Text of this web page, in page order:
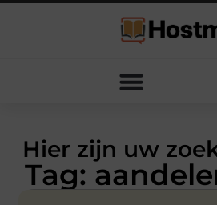
Hier zijn uw
Tag: